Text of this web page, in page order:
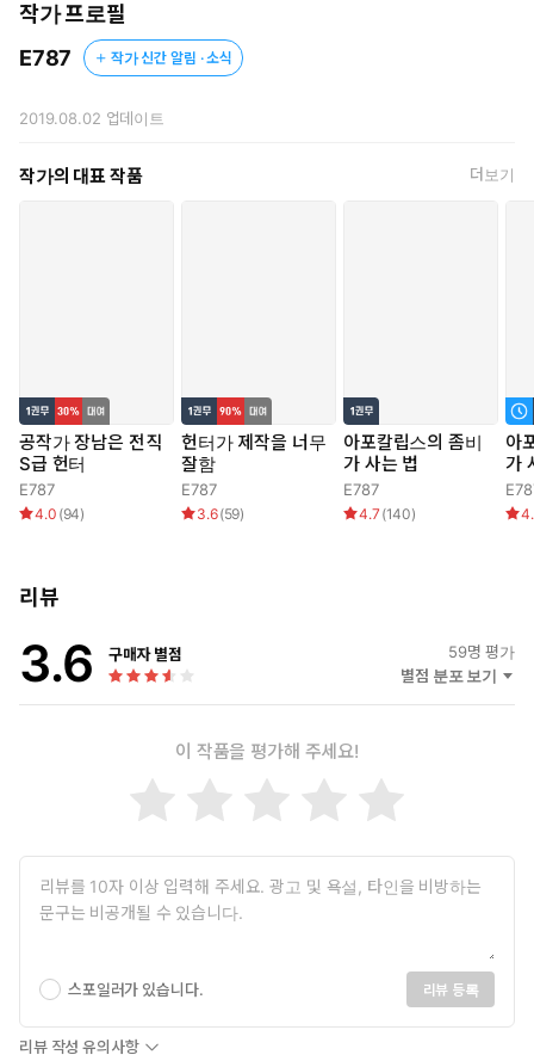
작가 프로필
E787
작가 신간 알림 · 소식
2019.08.02 업데이트
작가의 대표 작품 더보기
공작가 장남은 전직
S급 헌터
E787
4.0 (94)
헌터가 제작을 너무
잘함
E787
3.6(59)
아포칼립스의 좀비
가 사는 법
E787
4.7 (140)
아
가
리뷰
3.6 구매자 별점 59명 평가
별점 분포 보기
이 작품을 평가해 주세요!
스포일러가 있습니다. 리뷰 등록
리뷰 작성 유의사항